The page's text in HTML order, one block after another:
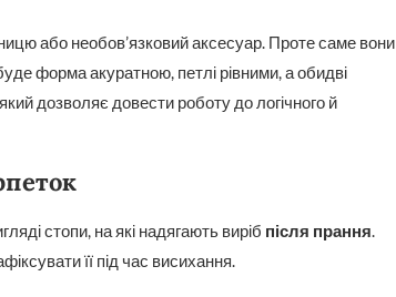
або необов’язковий аксесуар. Проте саме вони
форма акуратною, петлі рівними, а обидві
дозволяє довести роботу до логічного й
стопи, на які надягають виріб після прання.
її під час висихання.